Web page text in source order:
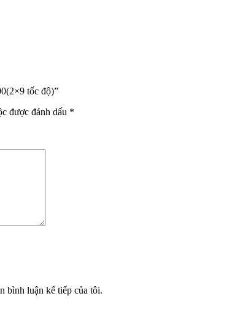
tốc độ)”
được đánh dấu *
bình luận kế tiếp của tôi.